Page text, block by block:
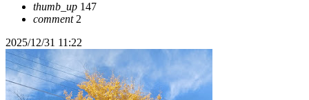
thumb_up 147
comment2
2025/12/31 11:22